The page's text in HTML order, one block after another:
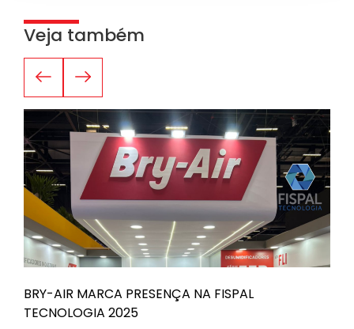
Veja também
BRY-AIR MARCA PRESENÇA NA FISPAL
TECNOLOGIA 2025